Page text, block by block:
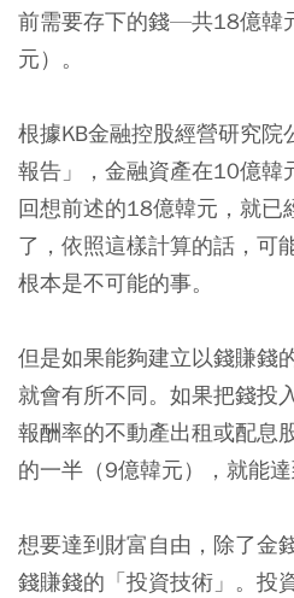
前需要存下的錢—共18億韓
元）。
根據KB金融控股經營研究
報告」，金融資產在10億韓
回想前述的18億韓元，就已
了，依照這樣計算的話，可
根本是不可能的事。
但是如果能夠建立以錢賺錢
就會有所不同。 如果把錢投
報酬率的不動產出租或配息
的一半（9億韓元），就能達
想要達到財富自由，除了金
錢賺錢的「投資技術」。投